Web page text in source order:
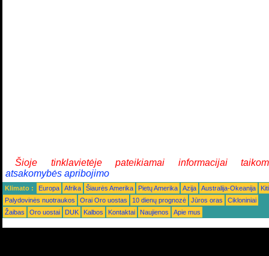
Šioje tinklavietėje pateikiamai informacijai
atsakomybės apribojimo
Klimato : Europa Afrika Šiaurės Amerika Pietų Amerika Azija Australija-Okeanija
Kiti
Palydovinės nuotraukos
Orai Oro uostas 10 dienų prognozė Jūros oras
Cikloniniai
Žaibas
Oro uostai DUK Kalbos Kontaktai Naujienos Apie mus